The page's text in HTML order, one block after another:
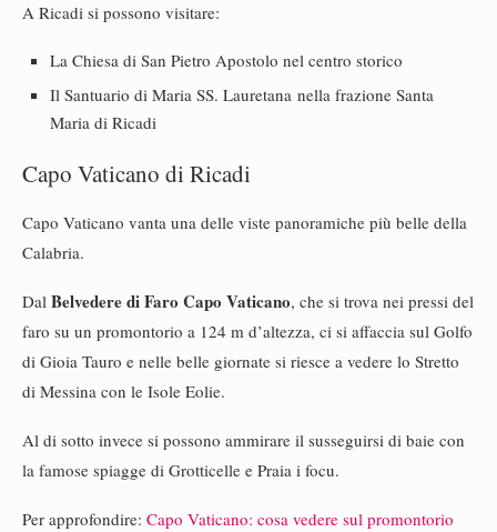
A Ricadi si possono visitare:
La Chiesa di San Pietro Apostolo nel centro storico
Il Santuario di Maria SS. Lauretana nella frazione Santa
Maria di Ricadi
Capo Vaticano di Ricadi
Capo Vaticano vanta una delle viste panoramiche più belle della
Calabria.
Dal Belvedere di Faro Capo Vaticano, che si trova nei pressi del
faro su un promontorio a 124 m d’altezza, ci si affaccia sul Golfo
di Gioia Tauro e nelle belle giornate si riesce a vedere lo Stretto
di Messina con le Isole Eolie.
Al di sotto invece si possono ammirare il susseguirsi di baie con
la famose spiagge di Grotticelle e Praia i focu.
Per approfondire: Capo Vaticano: cosa vedere sul promontorio